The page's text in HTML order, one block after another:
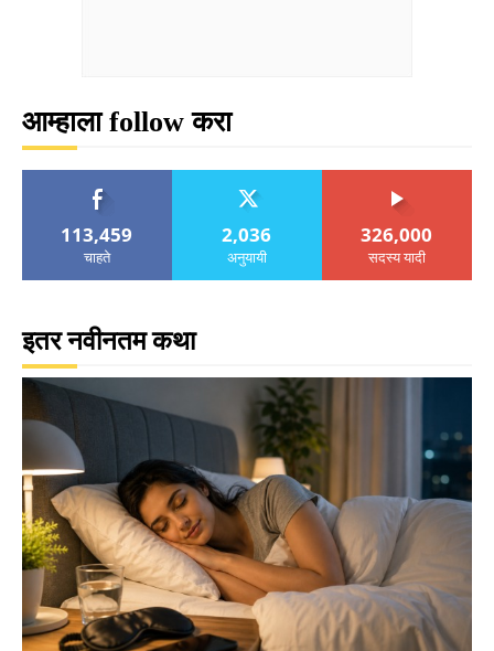
आम्हाला follow करा
113,459
चाहते
2,036
अनुयायी
326,000
सदस्य यादी
इतर नवीनतम कथा